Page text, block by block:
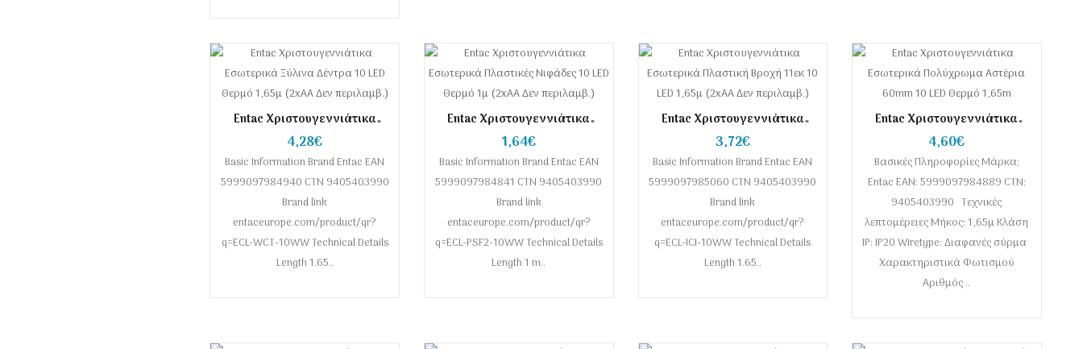
Entac Χριστουγεννιάτικα
Εσωτερικά Ξύλινα Δέντρα 10
LED Θερμό 1,65μ (2xAA Δεν
περιλαμβ.)
4,28€
Basic Information Brand Entac EAN
5999097984940 CTN 9405403990
Brand link
entaceurope.com/product/qr?
q=ECL-WCT-10WW Technical Details
Length 1.65..
Entac Χριστουγεννιάτικα
Εσωτερικά Πλαστικές Νιφάδες
10 LED Θερμό 1μ (2xAA Δεν
περιλαμβ.)
1,64€
Basic Information Brand Entac EAN
5999097984841 CTN 9405403990
Brand link
entaceurope.com/product/qr?
q=ECL-PSF2-10WW Technical Details
Length 1 m..
Entac Χριστουγεννιάτικα
Εσωτερικά Πλαστική Βροχή
11εκ 10 LED 1,65μ (2xAA Δεν
περιλαμβ.)
3,72€
Basic Information Brand Entac EAN
5999097985060 CTN 9405403990
Brand link
entaceurope.com/product/qr?
q=ECL-ICI-10WW Technical Details
Length 1.65..
Entac Χριστουγεννιάτικα
Εσωτερικά Πολύχρωμα
Αστέρια 60mm 10 LED Θερμό
1,65m
4,60€
Βασικές Πληροφορίες Μάρκα:
Entac EAN: 5999097984889 CTN:
9405403990 Τεχνικές
λεπτομέρειες Μήκος: 1,65μ Κλάση
IP: IP20 Wiretype: Διαφανές σύρμα
Χαρακτηριστικά Φωτισμού
Αριθμός ..